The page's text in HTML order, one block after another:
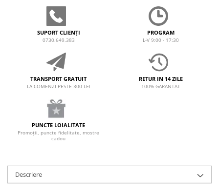
SUPORT CLIENȚI
0730.649.383
PROGRAM
L-V 9:00 - 17:30
TRANSPORT GRATUIT
LA COMENZI PESTE 300 LEI
RETUR IN 14 ZILE
100% GARANTAT
PUNCTE LOIALITATE
Promoții, puncte fidelitate, mostre
cadou
Descriere